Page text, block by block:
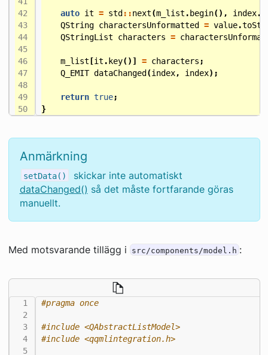
auto it = std ::next(m_list . begin(), index.
QString charactersUnformatted = value.
QStringList
characters =
m_list [it . key()] = characters;
Q_EMIT dataChanged (index, index);
return true;
}
Anmärkning
setData()
skickar inte automatiskt
dataChanged() så det måste fortfarande göras
manuellt.
Med motsvarande tillägg i src/components/model.h :
#pragma once
#include <QAbstractListModel>
#include <qqmlintegration.h>